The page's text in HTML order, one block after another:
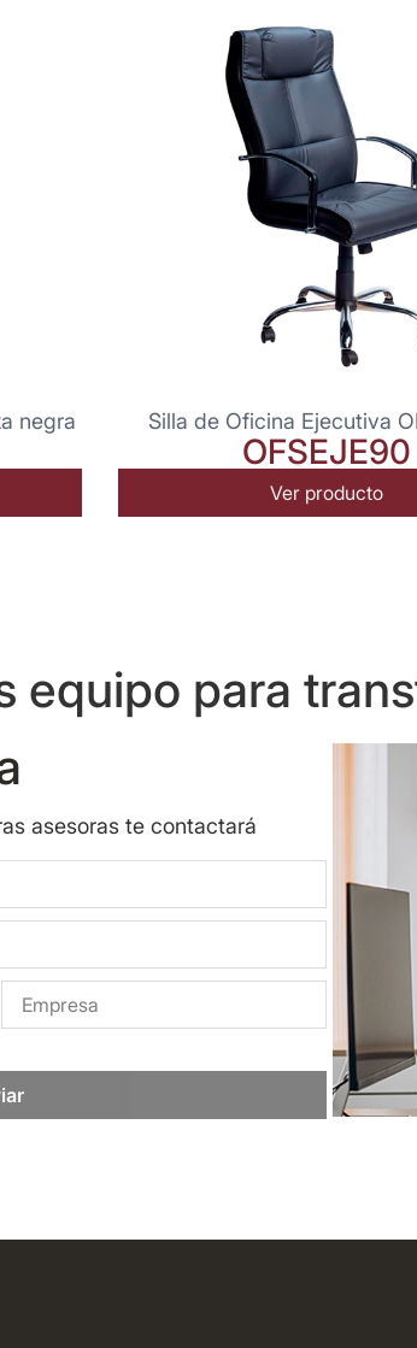
negra Silla de Oficina Ejecutiva
OFSEJE90
Ver producto
equipo para
asesoras te contactará